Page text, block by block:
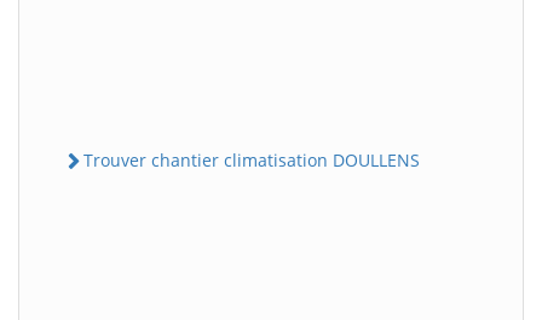
Trouver chantier climatisation DOULLENS